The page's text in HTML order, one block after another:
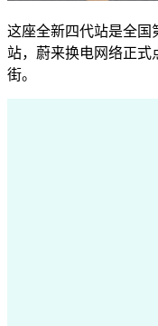
这座全新四代站是全国
站，蔚来换电网络正式
街。